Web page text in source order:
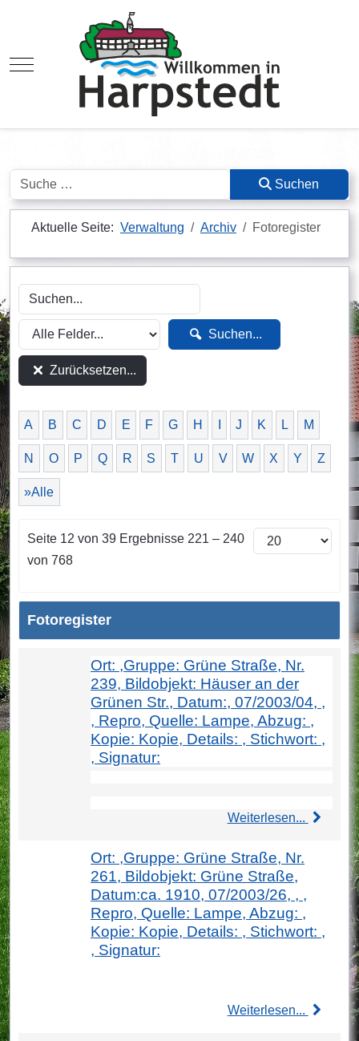
Mobile Menu Toggle
Suchen Suchen
Aktuelle Seite: Verwaltung Archiv Fotoregister
Suchen...
Zurücksetzen...
A B C D E F G H J K L M
N O P Q R S T U V W X Y Z
»Alle
Seite 12 von 39 Ergebnisse 221 – 240
von 768
Fotoregister
Ort: ,Gruppe: Grüne Straße, Nr.
239, Bildobjekt: Häuser an der
Grünen Str., Datum:, 07/2003/04, ,
, Repro, Quelle: Lampe, Abzug: ,
Kopie: Kopie, Details: , Stichwort: ,
, Signatur:
Weiterlesen...
Ort: ,Gruppe: Grüne Straße, Nr.
261, Bildobjekt: Grüne Straße,
Datum:ca. 1910, 07/2003/26, , ,
Repro, Quelle: Lampe, Abzug: ,
Kopie: Kopie, Details: , Stichwort: ,
, Signatur:
Weiterlesen...